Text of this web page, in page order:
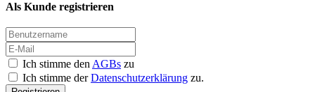
Als Kunde registrieren
Ich stimme den AGBs zu
Ich stimme derDatenschutzerklärung zu.